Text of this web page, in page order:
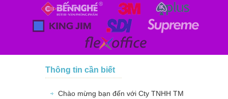
Thông tin cần biết
Chào mừng bạn đến với Cty TNHH TM